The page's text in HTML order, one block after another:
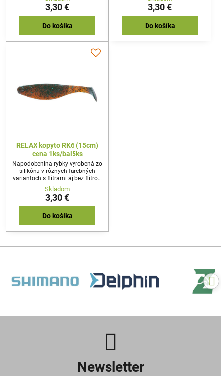
ťažkú prívlač z brehu a z člna,
svojim pohybom imituje
poranenú rybku. Napichuje sa na
jigový háčik, a systémik na
3,30 €
Do košíka
ťažkú prívlač z brehu a z člna,
svojim pohybom imituje
poranenú rybku. Napichuje sa na
jigový háčik, a systémik na
3,30 €
Do košíka
RELAX kopyto RK6 (15cm)
cena 1ks/bal5ks
Napodobenina rybky vyrobená zo
silikónu v rôznych farebných
variantoch s flitrami aj bez flitrov.
Používa sa na stredne ťažkú až
ťažkú prívlač z brehu a z člna,
svojim pohybom imituje
poranenú rybku. Napichuje sa na
jigový háčik, a systémik na
Skladom
3,30 €
Do košíka
Newsletter